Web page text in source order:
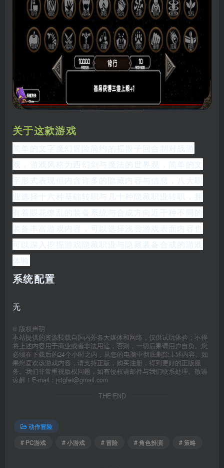
关于这款游戏
简单的文字魔幻冒险简约的摇骰子回合制对战游
戏，游戏风格为西幻剑与魔法的世界观，简单的文
字形式表现但内含许多的隐藏内容与信息，八大职
业选择十六种基础转职与几十种隐藏职业转职，拥
有着眼花缭乱的装备系统与合成方向近千种不同的
装备丰富游戏内容，可以选择浅尝游戏表面内容也
可以深入挖掘游戏隐藏职业与隐藏装备合成的游戏
体验
系统配置
无
© 版权声明
本站提供的资源转载自国内外各大媒体和网络，仅供试玩体验；不得
将上述内容用于商业或者非法用途，否则，一切后果请用户自负。您
必须在下载后的24个小时之内，从您的电脑中彻底删除上述内容。如
果您喜欢该游戏内容，请支持正版，购买注册，得到更好的正版服
务。我们非常重视版权问题，如有侵权请邮件与我们联系处理。敬请
谅解！E-mail：jctgfei@gmail.com
THE END
动作冒险
# PC游戏
# 小游戏 # 冒险 # 角色扮演 # 策略